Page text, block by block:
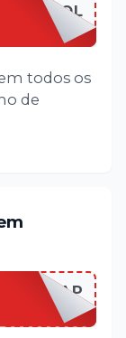
todos os
de